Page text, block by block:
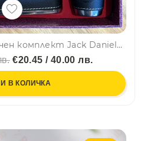
Голям стилен подаръчен комплект Jack Daniels #7 Old - Голяма манерка Jack + 4 чашки и фунийка FH-83
€20.45 / 40.00 лв.
В КОЛИЧКА